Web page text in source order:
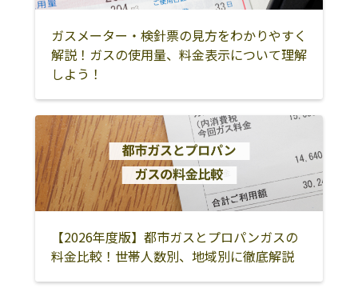
鞍手郡鞍手町
田川市
田川郡香春町
田川郡添田町
田川郡福智町
田川郡糸田町
田川郡川崎町
大川市
大牟田市
柳川市
三潴郡大木町
筑後市
八女市
八女郡広川町
行橋市
京都郡苅田町
京都郡みやこ町
築上郡吉富町
築上郡築上町
築上郡上毛町
みやま市
糸島市
那珂川市 糟屋郡須惠町
ガスメーター・検針票の見方をわかりやすく
解説！ガスの使用量、料金表示について理解
しよう！
【2026年度版】都市ガスとプロパンガスの
料金比較！世帯人数別、地域別に徹底解説